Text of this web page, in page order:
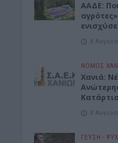
ΑΑΔΕ:
8
ΝΟΜΌΣ
Χανιά:
8
ΓΕΎΣΗ -